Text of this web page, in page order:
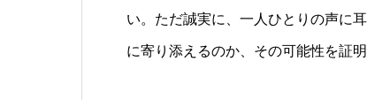
い。ただ誠実に、一人ひとりの声に
に寄り添えるのか、その可能性を証